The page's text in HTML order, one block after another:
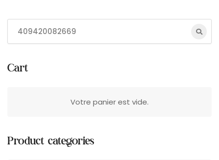
Cart
Votre panier est vide.
Product categories